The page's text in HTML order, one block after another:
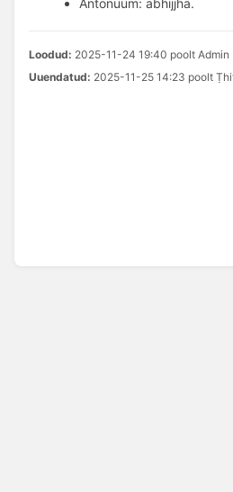
Loodud: 2025-11-24 19:40 poolt Admin
Uuendatud: 2025-11-25 14:23 poolt